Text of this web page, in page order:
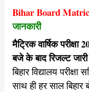
Bihar Board
जानकारी
मैट्रिक वार्षिक
बजे के बाद रिजल्ट
बिहार विद्यालय
साथ ही हर साल बिहार